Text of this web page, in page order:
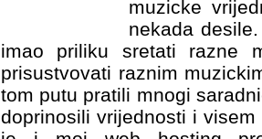
muzicke
nekada
imao priliku sretati razne
prisustvovati raznim
tom putu pratili mnogi
doprinosili vrijednosti i